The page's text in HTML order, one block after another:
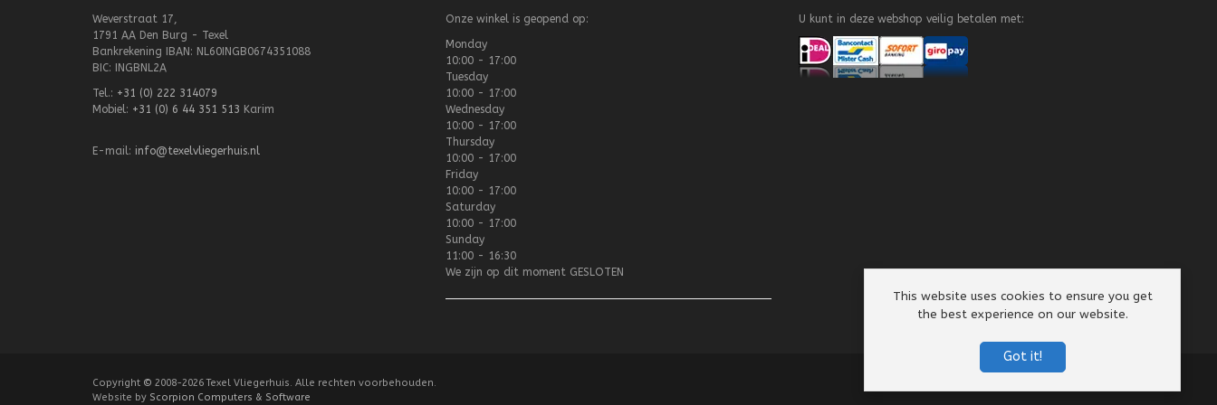
Weverstraat 17,
1791 AA Den Burg - Texel
Bankrekening IBAN: NL60INGB0674351088
BIC: INGBNL2A
Tel.: +31 (0) 222 314079
Mobiel: +31 (0) 6 44 351 513 Karim
E-mail: info@texelvliegerhuis.nl
Onze winkel is geopend op:
Monday
10:00 - 17:00
Tuesday
10:00 - 17:00
Wednesday
10:00 - 17:00
Thursday
10:00 - 17:00
Friday
10:00 - 17:00
Saturday
10:00 - 17:00
Sunday
11:00 - 16:30
We zijn op dit moment GESLOTEN
U kunt in deze webshop veilig betalen met:
Copyright © 2008-2026 Texel Vliegerhuis. Alle rechten voorbehouden.
Website by Scorpion Computers & Software
This website uses cookies to ensure you get
the best experience on our website.
Got it!